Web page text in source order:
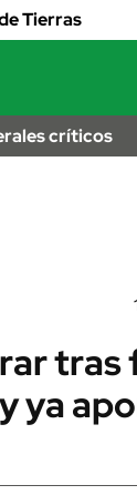
Tierras
OPINIÓN
ESPECTÁCULOS
críticos
tras
ya